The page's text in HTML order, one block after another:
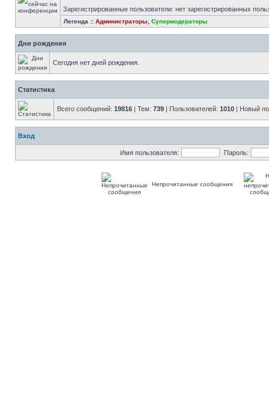
Зарегистрированные пользователи: нет зарегистрированных
Легенда :: Администраторы Супермодераторы
Дни рождения
Сегодня нет дней рождения.
Статистика
Всего сообщений: 19816 | Тем: 739 | Пользователей: 1010 | Новый
Вход
Имя пользователя: Пароль:
Непрочитанные сообщения